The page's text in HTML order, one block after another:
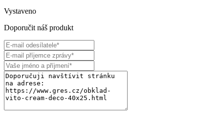
Vystaveno
Doporučit náš produkt